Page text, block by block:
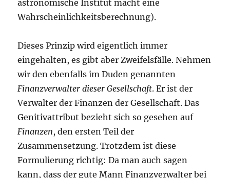
astronomische Institut macht eine
Wahrscheinlichkeitsberechnung).
Dieses Prinzip wird eigentlich immer
eingehalten, es gibt aber Zweifelsfälle. Nehmen
wir den ebenfalls im Duden genannten
Finanzverwalter dieser Gesellschaft. Er ist der
Verwalter der Finanzen der Gesellschaft. Das
Genitivattribut bezieht sich so gesehen auf
Finanzen, den ersten Teil der
Zusammensetzung. Trotzdem ist diese
Formulierung richtig: Da man auch sagen
kann, dass der gute Mann Finanzverwalter bei